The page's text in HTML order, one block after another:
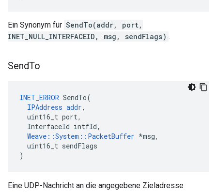
Ein Synonym für SendTo(addr, port,
INET_NULL_INTERFACEID, msg, sendFlags) .
SendTo
INET_ERROR SendTo(
IPAddress addr,
uint16_t port,
InterfaceId intfId,
Weave ::System :: PacketBuffer *msg,
uint16_t sendFlags
)
Eine UDP-Nachricht an die angegebene Zieladresse